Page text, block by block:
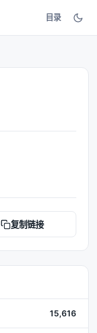
目录
复制链接
15,616